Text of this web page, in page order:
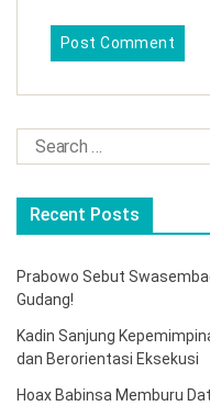
Recent Posts
Prabowo Sebut
Gudang!
Kadin Sanjung
dan Berorientasi Eksekusi
Hoax Babinsa Memburu